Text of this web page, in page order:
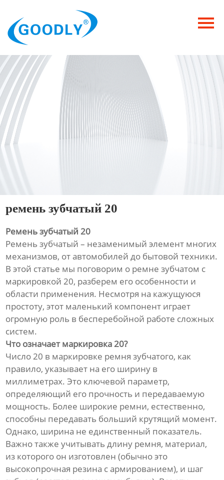
Продукция
ОТРАСЛИ
Категория
Новости
Контакты
ремень зубчатый 20
Ремень зубчатый 20
Ремень зубчатый – незаменимый элемент многих
механизмов, от автомобилей до бытовой техники.
В этой статье мы поговорим о ремне зубчатом с
маркировкой 20, разберем его особенности и
области применения. Несмотря на кажущуюся
простоту, этот маленький компонент играет
огромную роль в бесперебойной работе сложных
систем.
Что означает маркировка 20?
Число 20 в маркировке ремня зубчатого, как
правило, указывает на его ширину в
миллиметрах. Это ключевой параметр,
определяющий его прочность и передаваемую
мощность. Более широкие ремни, естественно,
способны передавать больший крутящий момент.
Однако, ширина не единственный показатель.
Важно также учитывать длину ремня, материал,
из которого он изготовлен (обычно это
высокопрочная резина с армированием), и шаг